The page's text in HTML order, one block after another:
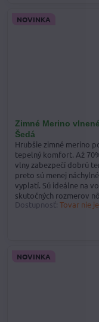
Zimné Merino
Šedá
NOVINKA
Hrubšie zimné merino
tepelný komfort. Až
vlny zabezpečí dobrú
preto sú menej
vyplatí. Sú ideálne na
skutočných rozmerov
Dostupnosť: Tovar nie
NOVINKA